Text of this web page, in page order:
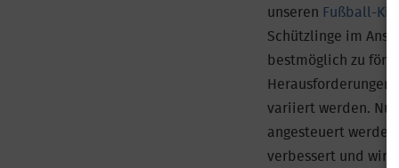
unseren Fußball-
Schützlinge im
bestmöglich zu
variiert werden.
angesteuert
verbessert und